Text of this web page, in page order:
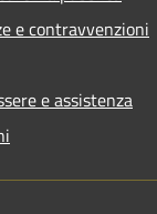
e contravvenzioni
e assistenza